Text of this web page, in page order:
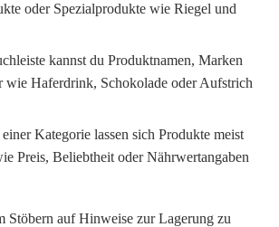
oder Spezialprodukte wie Riegel und
kannst du Produktnamen, Marken
wie Haferdrink, Schokolade oder Aufstrich
Kategorie lassen sich Produkte meist
Preis, Beliebtheit oder Nährwertangaben
Stöbern auf Hinweise zur Lagerung zu